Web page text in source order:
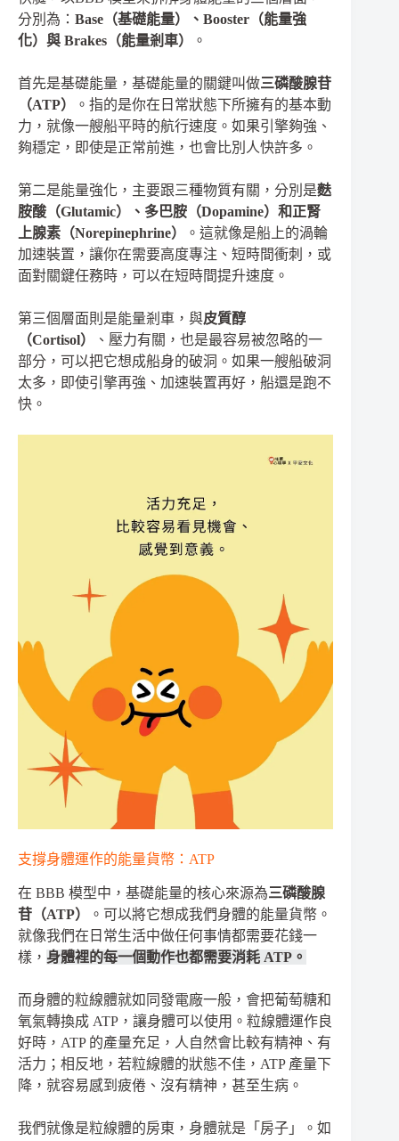
分別為： Base（基礎能量）、Booster（能量強
化）與 Brakes（能量剎車）
。
首先是基礎能量，基礎能量的關鍵叫做三磷酸腺苷
（ATP）
。指的是你在日常狀態下所擁有的基本動
力，就像一艘船平時的航行速度。如果引擎夠強、
夠穩定，即使是正常前進，也會比別人快許多。
第二是能量強化，主要跟三種物質有關，分別是麩
胺酸（Glutamic）、多巴胺（Dopamine）和正腎
上腺素（Norepinephrine）
。這就像是船上的渦輪
加速裝置，讓你在需要高度專注、短時間衝刺，或
面對關鍵任務時，可以在短時間提升速度。
第三個層面則是能量剎車，與皮質醇
（Cortisol）
、壓力有關，也是最容易被忽略的一
部分，可以把它想成船身的破洞。如果一艘船破洞
太多，即使引擎再強、加速裝置再好，船還是跑不
快。
支撐身體運作的能量貨幣：ATP
在 BBB 模型中，基礎能量的核心來源為三磷酸腺
苷（ATP）
。可以將它想成我們身體的能量貨幣。
就像我們在日常生活中做任何事情都需要花錢一
樣， 身體裡的每一個動作也都需要消耗 ATP。
而身體的粒線體就如同發電廠一般，會把葡萄糖和
氧氣轉換成 ATP，讓身體可以使用。粒線體運作良
好時，ATP 的產量充足，人自然會比較有精神、有
活力；相反地，若粒線體的狀態不佳，ATP 產量下
降，就容易感到疲倦、沒有精神，甚至生病。
我們就像是粒線體的房東，身體就是「房子」。如